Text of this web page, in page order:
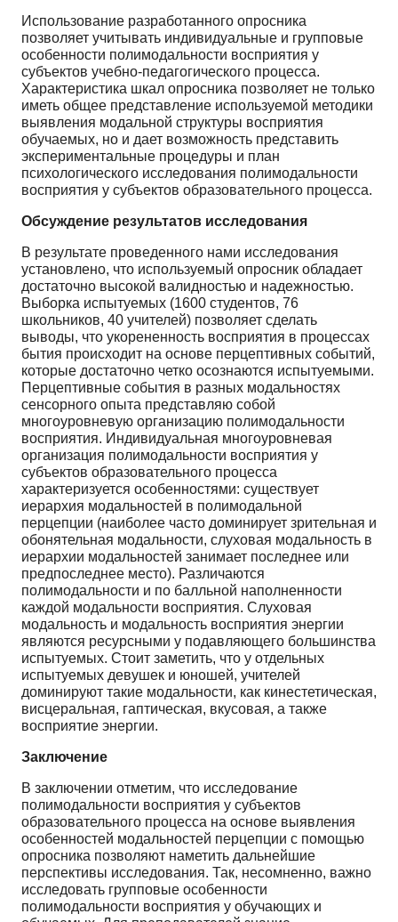
Использование разработанного опросника
позволяет учитывать индивидуальные и групповые
особенности полимодальности восприятия у
субъектов учебно-педагогического процесса.
Характеристика шкал опросника позволяет не только
иметь общее представление используемой методики
выявления модальной структуры восприятия
обучаемых, но и дает возможность представить
экспериментальные процедуры и план
психологического исследования полимодальности
восприятия у субъектов образовательного процесса.
Обсуждение результатов исследования
В результате проведенного нами исследования
установлено, что используемый опросник обладает
достаточно высокой валидностью и надежностью.
Выборка испытуемых (1600 студентов, 76
школьников, 40 учителей) позволяет сделать
выводы, что укорененность восприятия в процессах
бытия происходит на основе перцептивных событий,
которые достаточно четко осознаются испытуемыми.
Перцептивные события в разных модальностях
сенсорного опыта представляю собой
многоуровневую организацию полимодальности
восприятия. Индивидуальная многоуровневая
организация полимодальности восприятия у
субъектов образовательного процесса
характеризуется особенностями: существует
иерархия модальностей в полимодальной
перцепции (наиболее часто доминирует зрительная и
обонятельная модальности, слуховая модальность в
иерархии модальностей занимает последнее или
предпоследнее место). Различаются
полимодальности и по балльной наполненности
каждой модальности восприятия. Слуховая
модальность и модальность восприятия энергии
являются ресурсными у подавляющего большинства
испытуемых. Стоит заметить, что у отдельных
испытуемых девушек и юношей, учителей
доминируют такие модальности, как кинестетическая,
висцеральная, гаптическая, вкусовая, а также
восприятие энергии.
Заключение
В заключении отметим, что исследование
полимодальности восприятия у субъектов
образовательного процесса на основе выявления
особенностей модальностей перцепции с помощью
опросника позволяют наметить дальнейшие
перспективы исследования. Так, несомненно, важно
исследовать групповые особенности
полимодальности восприятия у обучающих и